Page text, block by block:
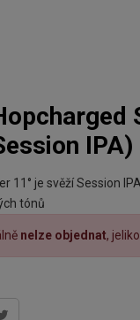
IPA)
11° je svěží Session
tónů
nelze objednat,